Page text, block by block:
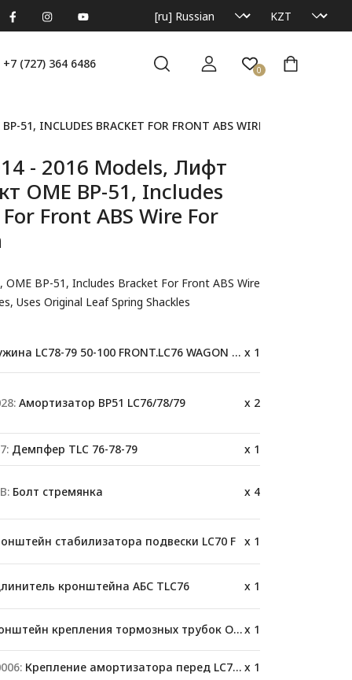
+7 (727) 364 6486 0
INCLUDES BRACKET FOR FRONT ABS WIRE FOR ABS VEH
- 2016 Models, Лифт
OME BP-51, Includes
Front ABS Wire For
OME BP-51, Includes Bracket For Front ABS Wire
Uses Original Leaf Spring Shackles
LC78-79 50-100 FRONT.LC76 WAGON 61-120 kg(F) x 1
Амортизатор BP51 LC76/78/79 x 2
Демпфер TLC 76-78-79 x 1
Болт стремянка x 4
стабилизатора подвески LC70 F x 1
кронштейна АБС TLC76 x 1
крепления тормозных трубок OME FK82 x 1
Крепление амортизатора перед LC76/78/79 x 1